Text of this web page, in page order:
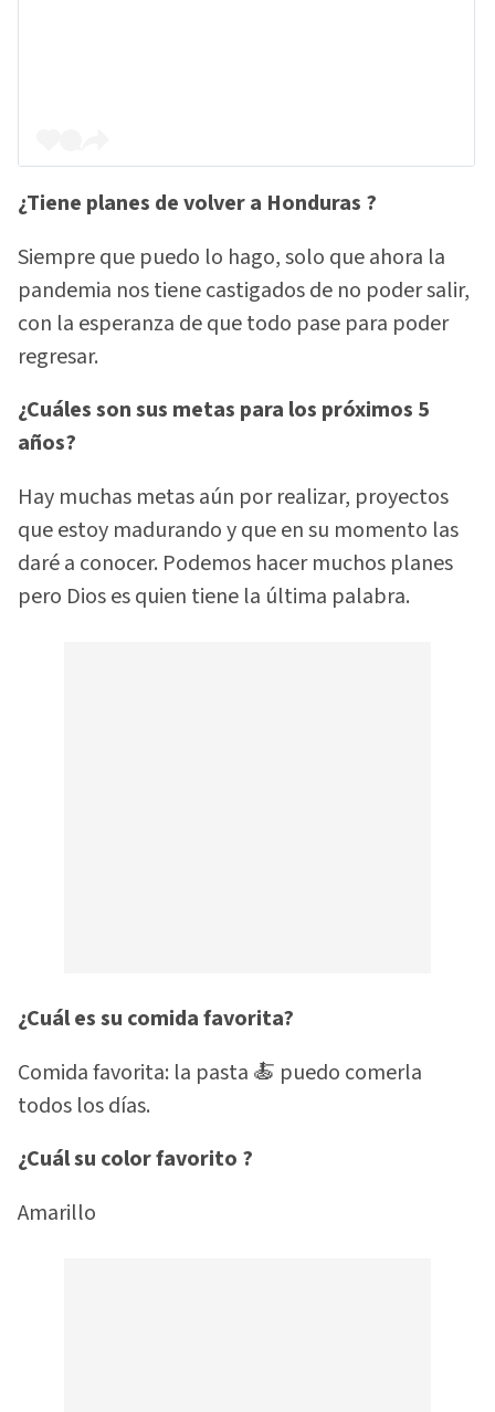
¿Tiene planes de volver a Honduras ?
Siempre que puedo lo hago, solo que ahora la
pandemia nos tiene castigados de no poder salir,
con la esperanza de que todo pase para poder
regresar.
¿Cuáles son sus metas para los próximos 5
años?
Hay muchas metas aún por realizar, proyectos
que estoy madurando y que en su momento las
daré a conocer. Podemos hacer muchos planes
pero Dios es quien tiene la última palabra.
¿Cuál es su comida favorita?
Comida favorita: la pasta 🍝 puedo comerla
todos los días.
¿Cuál su color favorito ?
Amarillo